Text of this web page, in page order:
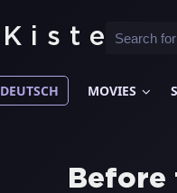
Kiste
DEUTSCH MOVIES
Before